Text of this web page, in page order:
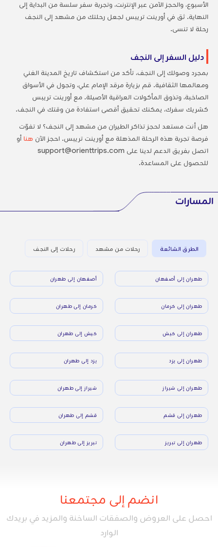
الأسبوع، والحجز الآمن عبر الإنترنت، وتجربة سفر سلسة من البداية إلى
النهاية. ثق في أورينت تريبس لجعل رحلتك من مشهد إلى النجف
رحلة لا تنسى.
دليل السفر إلى النجف
بمجرد وصولك إلى النجف، تأكد من استكشاف تاريخ المدينة الغني
ومعالمها الثقافية. قم بزيارة مرقد الإمام علي، وتجول في الأسواق
الصاخبة، وتذوق المأكولات العراقية الأصيلة. مع أورينت تريبس
كشريك سفرك، يمكنك تحقيق أقصى استفادة من وقتك في النجف.
هل أنت مستعد لحجز تذاكر الطيران من مشهد إلى النجف؟ لا تفوّت
فرصة تجربة هذه الرحلة المذهلة مع أورينت تريبس. احجز الآن هنا أو
اتصل بفريق الدعم لدينا على support@orienttrips.com
للحصول على المساعدة.
المسارات
الطرق الشائعة رحلات من مشهد رحلات إلى النجف
طهران إلى أصفهان أصفهان إلى طهران
طهران إلى كرمان كرمان إلى طهران
طهران إلى كيش كيش إلى طهران
طهران إلى يزد يزد إلى طهران
طهران إلى شيراز شيراز إلى طهران
طهران إلى قشم قشم إلى طهران
طهران إلى تبريز تبريز إلى طهران
انضم إلى مجتمعنا
احصل على العروض والصفقات الساخنة والمزيد في بريدك
الوارد